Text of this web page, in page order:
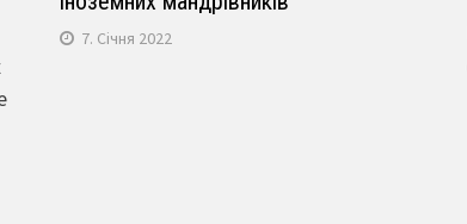
7. Січня 2022